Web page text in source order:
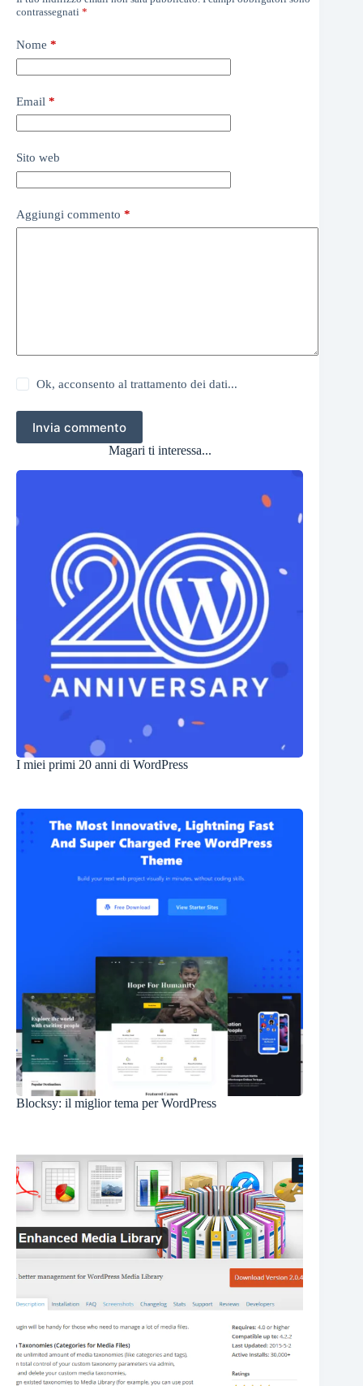
contrassegnati *
Nome *
Email *
Sito web
Aggiungi commento *
Ok, acconsento al trattamento dei dati...
Invia commento
Magari ti interessa...
I miei primi 20 anni di WordPress
Blocksy: il miglior tema per WordPress